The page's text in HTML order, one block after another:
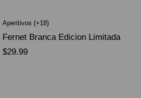
Aperitivos (+18)
Fernet Branca Edicion Limitada
Dorado Mundial
$29.99